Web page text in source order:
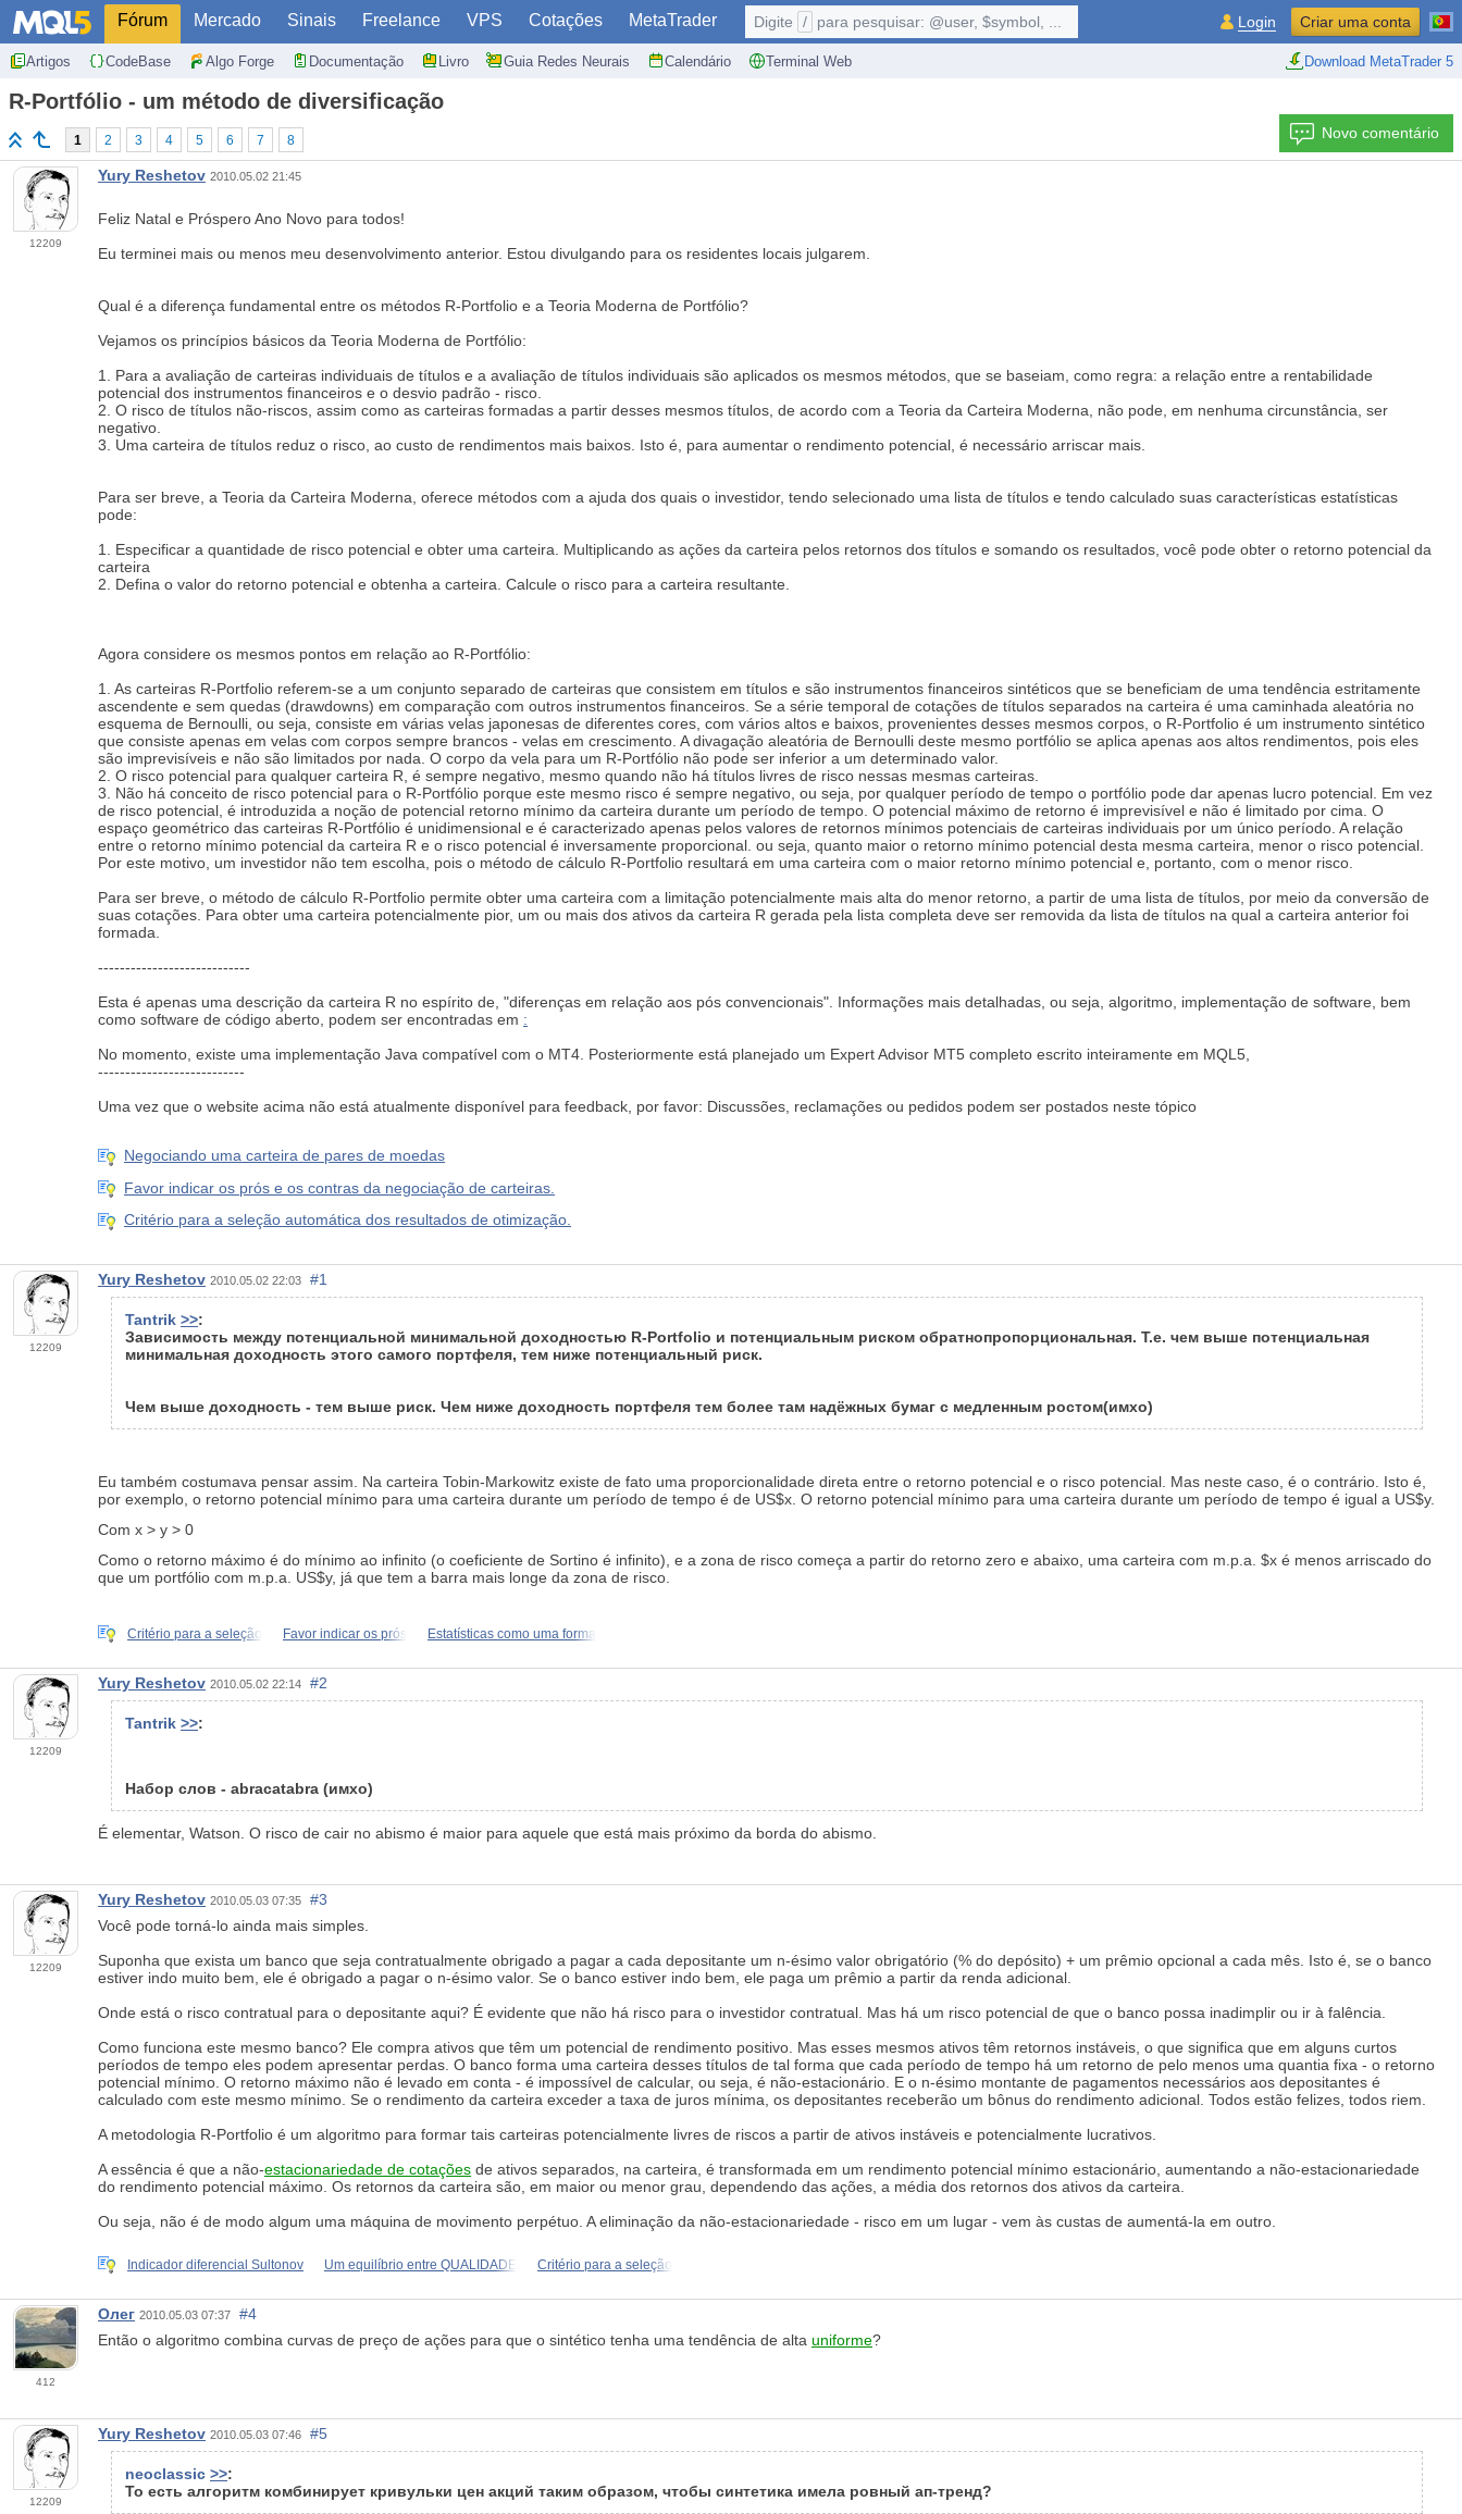
Fórum Mercado Sinais Freelance VPS Cotações MetaTrader
Artigos CodeBase Algo Forge Documentação Livro Guia Redes Neurais Calendário Terminal Web Download MetaTrader 5
Digite / para pesquisar: @user, $symbol, ... Login Criar uma conta
R-Portfólio - um método de diversificação
1 2 3 4 5 6 7 8 Novo comentário
12209
Yury Reshetov 2010.05.02 21:45
Feliz Natal e Próspero Ano Novo para todos!
Eu terminei mais ou menos meu desenvolvimento anterior. Estou divulgando para os residentes locais julgarem.
Qual é a diferença fundamental entre os métodos R-Portfolio e a Teoria Moderna de Portfólio?
Vejamos os princípios básicos da Teoria Moderna de Portfólio:
1. Para a avaliação de carteiras individuais de títulos e a avaliação de títulos individuais são aplicados os mesmos métodos, que se baseiam, como regra: a relação entre a rentabilidade
potencial dos instrumentos financeiros e o desvio padrão - risco.
2. O risco de títulos não-riscos, assim como as carteiras formadas a partir desses mesmos títulos, de acordo com a Teoria da Carteira Moderna, não pode, em nenhuma circunstância, ser
negativo.
3. Uma carteira de títulos reduz o risco, ao custo de rendimentos mais baixos. Isto é, para aumentar o rendimento potencial, é necessário arriscar mais.
Para ser breve, a Teoria da Carteira Moderna, oferece métodos com a ajuda dos quais o investidor, tendo selecionado uma lista de títulos e tendo calculado suas características estatísticas
pode:
1. Especificar a quantidade de risco potencial e obter uma carteira. Multiplicando as ações da carteira pelos retornos dos títulos e somando os resultados, você pode obter o retorno potencial da
carteira
2. Defina o valor do retorno potencial e obtenha a carteira. Calcule o risco para a carteira resultante.
Agora considere os mesmos pontos em relação ao R-Portfólio:
1. As carteiras R-Portfolio referem-se a um conjunto separado de carteiras que consistem em títulos e são instrumentos financeiros sintéticos que se beneficiam de uma tendência estritamente
ascendente e sem quedas (drawdowns) em comparação com outros instrumentos financeiros. Se a série temporal de cotações de títulos separados na carteira é uma caminhada aleatória no
esquema de Bernoulli, ou seja, consiste em várias velas japonesas de diferentes cores, com vários altos e baixos, provenientes desses mesmos corpos, o R-Portfolio é um instrumento sintético
que consiste apenas em velas com corpos sempre brancos - velas em crescimento. A divagação aleatória de Bernoulli deste mesmo portfólio se aplica apenas aos altos rendimentos, pois eles
são imprevisíveis e não são limitados por nada. O corpo da vela para um R-Portfólio não pode ser inferior a um determinado valor.
2. O risco potencial para qualquer carteira R, é sempre negativo, mesmo quando não há títulos livres de risco nessas mesmas carteiras.
3. Não há conceito de risco potencial para o R-Portfólio porque este mesmo risco é sempre negativo, ou seja, por qualquer período de tempo o portfólio pode dar apenas lucro potencial. Em vez
de risco potencial, é introduzida a noção de potencial retorno mínimo da carteira durante um período de tempo. O potencial máximo de retorno é imprevisível e não é limitado por cima. O
espaço geométrico das carteiras R-Portfólio é unidimensional e é caracterizado apenas pelos valores de retornos mínimos potenciais de carteiras individuais por um único período. A relação
entre o retorno mínimo potencial da carteira R e o risco potencial é inversamente proporcional. ou seja, quanto maior o retorno mínimo potencial desta mesma carteira, menor o risco potencial.
Por este motivo, um investidor não tem escolha, pois o método de cálculo R-Portfolio resultará em uma carteira com o maior retorno mínimo potencial e, portanto, com o menor risco.
Para ser breve, o método de cálculo R-Portfolio permite obter uma carteira com a limitação potencialmente mais alta do menor retorno, a partir de uma lista de títulos, por meio da conversão de
suas cotações. Para obter uma carteira potencialmente pior, um ou mais dos ativos da carteira R gerada pela lista completa deve ser removida da lista de títulos na qual a carteira anterior foi
formada.
----------------------------
Esta é apenas uma descrição da carteira R no espírito de, "diferenças em relação aos pós convencionais". Informações mais detalhadas, ou seja, algoritmo, implementação de software, bem
como software de código aberto, podem ser encontradas em :
No momento, existe uma implementação Java compatível com o MT4. Posteriormente está planejado um Expert Advisor MT5 completo escrito inteiramente em MQL5,
---------------------------
Uma vez que o website acima não está atualmente disponível para feedback, por favor: Discussões, reclamações ou pedidos podem ser postados neste tópico
Negociando uma carteira de pares de moedas
Favor indicar os prós e os contras da negociação de carteiras.
Critério para a seleção automática dos resultados de otimização.
12209
Yury Reshetov 2010.05.02 22:03 #1
Tantrik >>:
Зависимость между потенциальной минимальной доходностью R-Portfolio и потенциальным риском обратнопропорциональная. Т.е. чем выше потенциальная
минимальная доходность этого самого портфеля, тем ниже потенциальный риск.
Чем выше доходность - тем выше риск. Чем ниже доходность портфеля тем более там надёжных бумаг с медленным ростом(имхо)
Eu também costumava pensar assim. Na carteira Tobin-Markowitz existe de fato uma proporcionalidade direta entre o retorno potencial e o risco potencial. Mas neste caso, é o contrário. Isto é,
por exemplo, o retorno potencial mínimo para uma carteira durante um período de tempo é de US$x. O retorno potencial mínimo para uma carteira durante um período de tempo é igual a US$y.
Com x > y > 0
Como o retorno máximo é do mínimo ao infinito (o coeficiente de Sortino é infinito), e a zona de risco começa a partir do retorno zero e abaixo, uma carteira com m.p.a. $x é menos arriscado do
que um portfólio com m.p.a. US$y, já que tem a barra mais longe da zona de risco.
Critério para a seleção Favor indicar os prós Estatísticas como uma forma
12209
Yury Reshetov 2010.05.02 22:14 #2
Tantrik >>:
Набор слов - abracatabra (имхо)
É elementar, Watson. O risco de cair no abismo é maior para aquele que está mais próximo da borda do abismo.
12209
Yury Reshetov 2010.05.03 07:35
#3
Você pode torná-lo ainda mais simples.
Suponha que exista um banco que seja contratualmente obrigado a pagar a cada depositante um n-ésimo valor obrigatório (% do depósito) + um prêmio opcional a cada mês. Isto é, se o banco
estiver indo muito bem, ele é obrigado a pagar o n-ésimo valor. Se o banco estiver indo bem, ele paga um prêmio a partir da renda adicional.
Onde está o risco contratual para o depositante aqui? É evidente que não há risco para o investidor contratual. Mas há um risco potencial de que o banco possa inadimplir ou ir à falência.
Como funciona este mesmo banco? Ele compra ativos que têm um potencial de rendimento positivo. Mas esses mesmos ativos têm retornos instáveis, o que significa que em alguns curtos
períodos de tempo eles podem apresentar perdas. O banco forma uma carteira desses títulos de tal forma que cada período de tempo há um retorno de pelo menos uma quantia fixa - o retorno
potencial mínimo. O retorno máximo não é levado em conta - é impossível de calcular, ou seja, é não-estacionário. E o n-ésimo montante de pagamentos necessários aos depositantes é
calculado com este mesmo mínimo. Se o rendimento da carteira exceder a taxa de juros mínima, os depositantes receberão um bônus do rendimento adicional. Todos estão felizes, todos riem.
A metodologia R-Portfolio é um algoritmo para formar tais carteiras potencialmente livres de riscos a partir de ativos instáveis e potencialmente lucrativos.
A essência é que a não-estacionariedade de cotações de ativos separados, na carteira, é transformada em um rendimento potencial mínimo estacionário, aumentando a não-estacionariedade
do rendimento potencial máximo. Os retornos da carteira são, em maior ou menor grau, dependendo das ações, a média dos retornos dos ativos da carteira.
Ou seja, não é de modo algum uma máquina de movimento perpétuo. A eliminação da não-estacionariedade - risco em um lugar - vem às custas de aumentá-la em outro.
Indicador diferencial Sultonov Um equilíbrio entre QUALIDADE Critério para a seleção
412
Олег 2010.05.03 07:37
#4
Então o algoritmo combina curvas de preço de ações para que o sintético tenha uma tendência de alta uniforme?
12209
Yury Reshetov 2010.05.03 07:46 #5
neoclassic >>:
То есть алгоритм комбинирует кривульки цен акций таким образом, чтобы синтетика имела ровный ап-тренд?